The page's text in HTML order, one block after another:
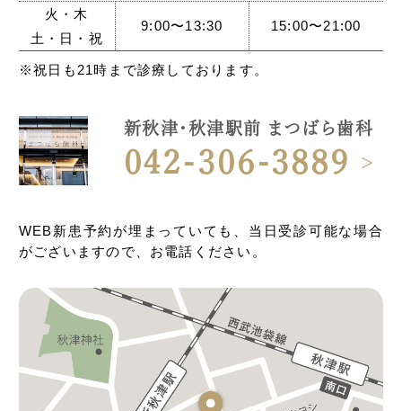
火・木
土・日・祝
9:00〜13:30 15:00〜21:00
※祝日も21時まで診療しております。
新秋津・秋津駅前 まつばら歯科
042-306-3889
WEB新患予約が埋まっていても、当日受診可能な場合
がございますので、お電話ください。